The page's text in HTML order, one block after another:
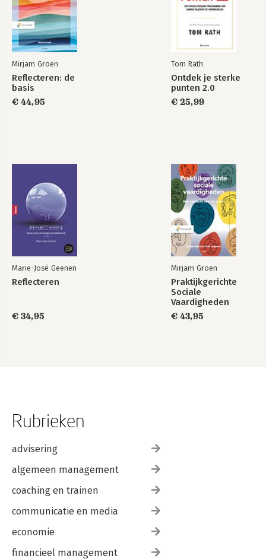
Een eenvoudige manier om het leven drastisch te verbeteren
Om te onthouden
Mijn manier to pay it forward
Felicitaties & dankwoord
Bronnen
Mirjam Groen
Reflecteren: de
basis
€ 44,95
Tom Rath
Ontdek je sterke
punten 2.0
€ 25,99
Marie-José Geenen
Reflecteren
€ 34,95
Mirjam Groen
Praktijkgerichte
Sociale
Vaardigheden
€ 43,95
Rubrieken
advisering
algemeen management
coaching en trainen
communicatie en media
economie
financieel management